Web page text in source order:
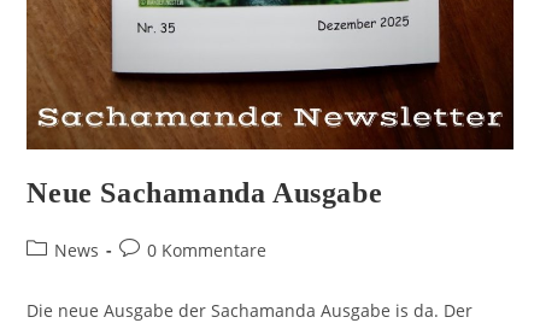
Neue Sachamanda Ausgabe
News 0 Kommentare
Die neue Ausgabe der Sachamanda Ausgabe is da. Der